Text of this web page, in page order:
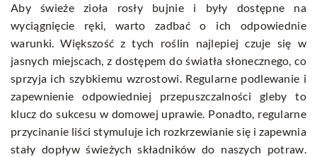
Aby świeże zioła rosły bujnie i były dostępne na
wyciągnięcie ręki, warto zadbać o ich odpowiednie
warunki. Większość z tych roślin najlepiej czuje się w
jasnych miejscach, z dostępem do światła słonecznego, co
sprzyja ich szybkiemu wzrostowi. Regularne podlewanie i
zapewnienie odpowiedniej przepuszczalności gleby to
klucz do sukcesu w domowej uprawie. Ponadto, regularne
przycinanie liści stymuluje ich rozkrzewianie się i zapewnia
stały dopływ świeżych składników do naszych potraw.